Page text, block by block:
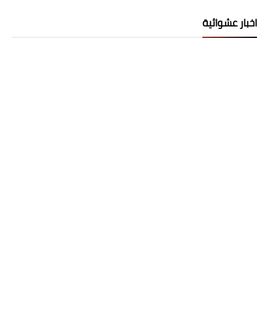
اخبار عشوائية